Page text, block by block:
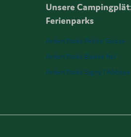
Unsere
Ferienparks
Arden Parks Petite Suisse
Arden Parks Baalse hei
Arden Parks Signy l'Abbaye